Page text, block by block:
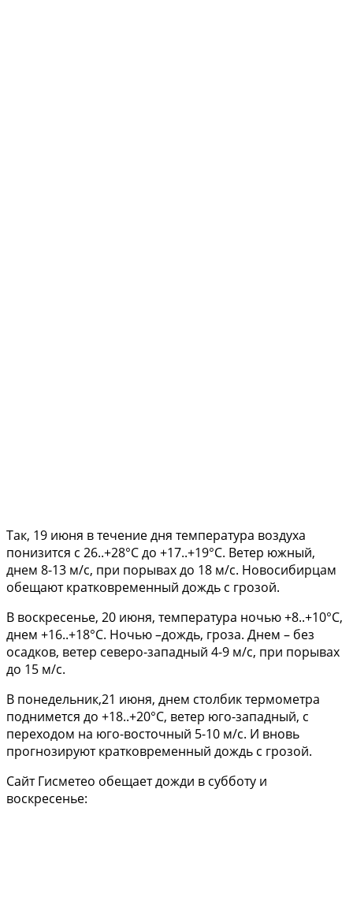
Так, 19 июня в течение дня температура воздуха
понизится с 26..+28°С до +17..+19°С. Ветер южный,
днем 8-13 м/с, при порывах до 18 м/с. Новосибирцам
обещают кратковременный дождь с грозой.
В воскресенье, 20 июня, температура ночью +8..+10°С,
днем +16..+18°С. Ночью –дождь, гроза. Днем – без
осадков, ветер северо-западный 4-9 м/с, при порывах
до 15 м/с.
В понедельник,21 июня, днем столбик термометра
поднимется до +18..+20°С, ветер юго-западный, с
переходом на юго-восточный 5-10 м/с. И вновь
прогнозируют кратковременный дождь с грозой.
Сайт Гисметео обещает дожди в субботу и
воскресенье: